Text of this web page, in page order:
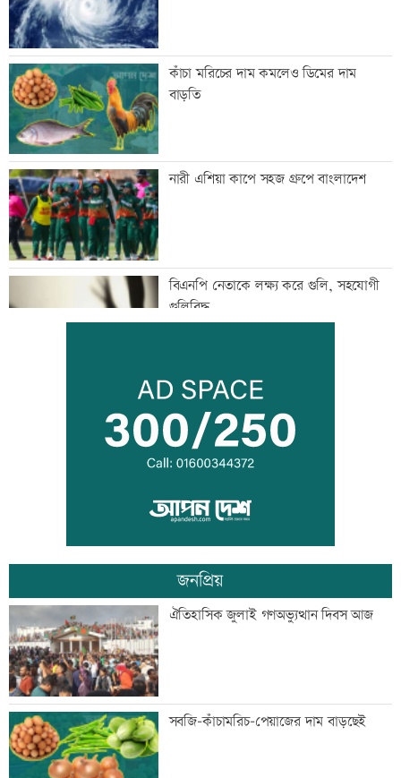
কাঁচা মরিচের দাম কমলেও ডিমের দাম
বাড়তি
নারী এশিয়া কাপে সহজ গ্রুপে বাংলাদেশ
বিএনপি নেতাকে লক্ষ্য করে গুলি, সহযোগী
গুলিবিদ্ধ
কর্মক্ষেত্রে দায়িত্ব পালনও ইবাদতের অংশ
শিশুদের সুরক্ষায় ব্যর্থ, মেটাকে সাড়ে ১১
হাজার কোটি টাকা জরিমানা
এক দিনের ব্যবধানে কমলো স্বর্ণের দাম, আজ
থেকেই কার্যকর
বগি লাইনচ্যুত, ঢাকা-ময়মনসিংহ রেল চলাচল
বন্ধ
জনপ্রিয়
ঐতিহাসিক জুলাই গণঅভ্যুত্থান দিবস আজ
সবজি-কাঁচামরিচ-পেয়াজের দাম বাড়ছেই